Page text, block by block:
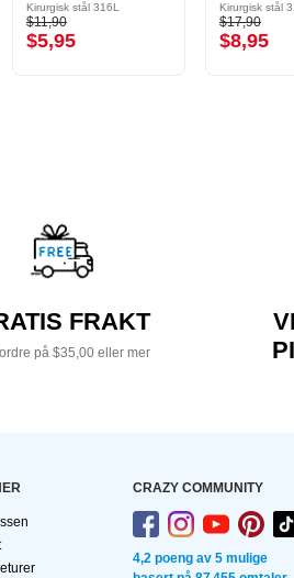
Kirurgisk stål 316L
$11,90
$5,95
$17,90
$8,95
FRAKT
på $35,00 eller mer
CRAZY COMMUNITY
4,2 poeng av 5 mulige